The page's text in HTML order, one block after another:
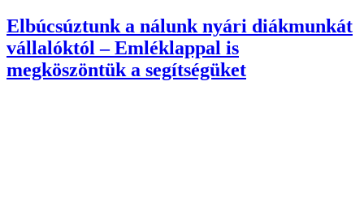
Elbúcsúztunk a nálunk nyári diákmunkát
vállalóktól – Emléklappal is
megköszöntük a segítségüket